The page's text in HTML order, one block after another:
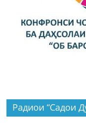
Радиои “Садои